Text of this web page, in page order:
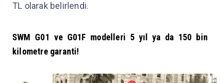
TL olarak belirlendi.
SWM G01 ve G01F modelleri 5 yıl ya da 150 bin
kilometre garanti!